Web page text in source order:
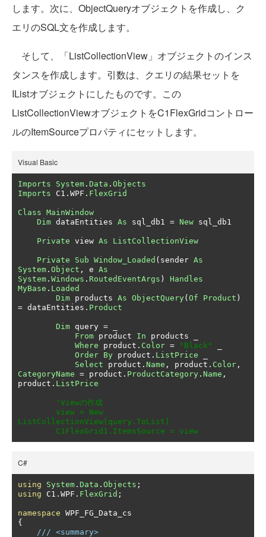
します。次に、ObjectQueryオブジェクトを作成し、ク
エリのSQL文を作成します。
そして、「ListCollectionView」オブジェクトのインス
タンスを作成します。引数は、クエリの結果セットを
IListオブジェクトにしたものです。この
ListCollectionViewオブジェクトをC1FlexGridコントロー
ルのItemSourceプロパティにセットします。
Visual Basic
Imports System . Data . Objects
Imports C1 . WPF . FlexGrid
Class MainWindow
Dim dataEntities As sql_db1 = New sql_db1
Private view As ListCollectionView
Private Sub Window_Loaded ( sender As
System . Object , e As
System . Windows . RoutedEventArgs )
Handles
MyBase . Loaded
Dim products As ObjectQuery(Of Product )
= dataEntities . Product
Dim query =
From product In products _
Where product . Color = "Black"
Order By product . ListPrice
Select product . Name , product . Color ,
CategoryName = product . ProductCategory . Name ,
product . ListPrice
'Viewの作成
ListCollectionView(query.ToList)
        C1FlexGrid1.ItemsSource = view
C#
using System . Data . Objects ;
using C1 . WPF . FlexGrid ;
namespace
{
/// <summary>